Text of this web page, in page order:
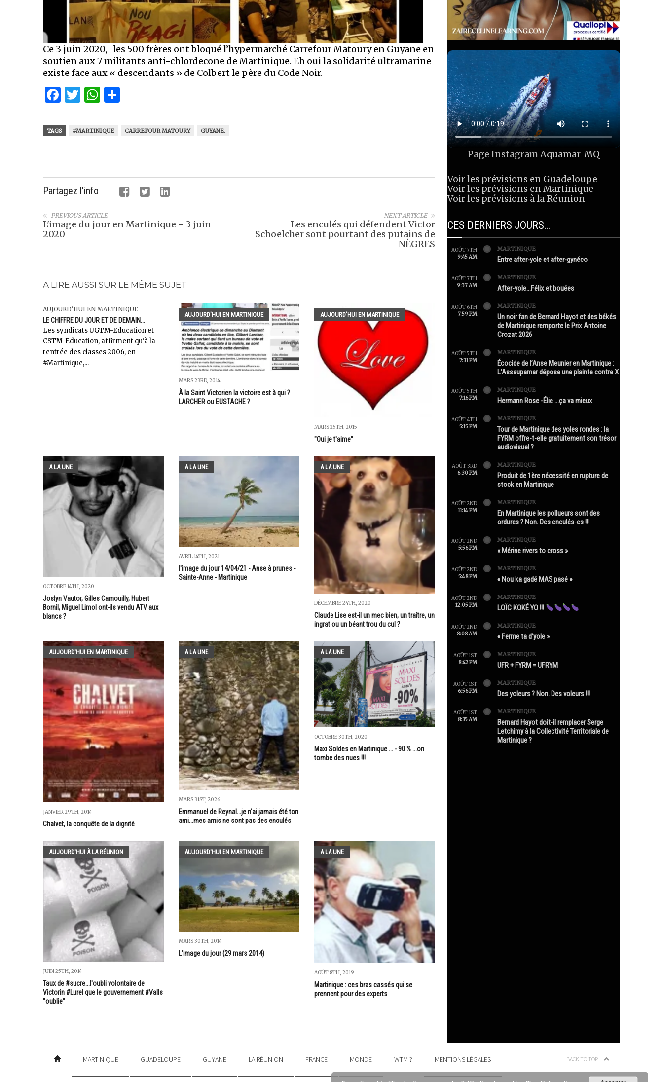
Ce 3 juin 2020, , les 500 frères ont bloqué l’hypermarché Carrefour Matoury en Guyane en
soutien aux 7 militants anti-chlordecone de Martinique. Eh oui la solidarité ultramarine
existe face aux « descendants » de Colbert le père du Code Noir.
Facebook
Twitter
WhatsApp
TAGS #MARTINIQUE CARREFOUR MATOURY GUYANE.
Partagez l'info
NEXT ARTICLE
Les enculés qui défendent Victor
Schoelcher sont pourtant des putains de
NÈGRES
PREVIOUS ARTICLE
L'image du jour en Martinique - 3 juin
2020
A LIRE AUSSI SUR LE MÊME SUJET
AUJOURD'HUI EN MARTINIQUE
LE CHIFFRE DU JOUR ET DE DEMAIN...
Les syndicats UGTM-Education et
CSTM-Education, affirment qu'à la
rentrée des classes 2006, en
#Martinique,...
AUJOURD'HUI EN MARTINIQUE
MARS 23RD, 2014
À la Saint Victorien la victoire est à qui ?
LARCHER ou EUSTACHE ?
AUJOURD'HUI EN MARTINIQUE
MARS 25TH, 2015
"Oui je t'aime"
A LA UNE
OCTOBRE 14TH, 2020
Joslyn Vautor, Gilles Camouilly, Hubert
Bornil, Miguel Limol ont-ils vendu ATV aux
blancs ?
A LA UNE
AVRIL 14TH, 2021
l'image du jour 14/04/21 - Anse à prunes -
Sainte-Anne - Martinique
A LA UNE
DÉCEMBRE 24TH, 2020
Claude Lise est-il un mec bien, un traître, un
ingrat ou un béant trou du cul ?
AUJOURD'HUI EN MARTINIQUE
JANVIER 29TH, 2014
Chalvet, la conquête de la dignité
A LA UNE
MARS 31ST, 2026
Emmanuel de Reynal...je n'ai jamais été ton
ami...mes amis ne sont pas des enculés
A LA UNE
OCTOBRE 30TH, 2020
Maxi Soldes en Martinique ... - 90 % ...on
tombe des nues !!!
AUJOURD'HUI À LA RÉUNION
JUIN 25TH, 2014
Taux de #sucre...l'oubli volontaire de
Victorin #Lurel que le gouvernement #Valls
"oublie"
AUJOURD'HUI EN MARTINIQUE
MARS 30TH, 2014
L'image du jour (29 mars 2014)
A LA UNE
AOÛT 8TH, 2019
Martinique : ces bras cassés qui se
prennent pour des experts
Page InstagramAquamar_MQ
Voir les prévisions en Guadeloupe
Voir les prévisions en Martinique
Voir les prévisions à la Réunion
CES DERNIERS JOURS…
AOÛT 7TH
9:45 AM
MARTINIQUE
Entre after-yole et after-gynéco
AOÛT 7TH
9:37 AM
MARTINIQUE
After-yole…Félix et bouées
AOÛT 6TH
7:59 PM
MARTINIQUE
Un noir fan de Bernard Hayot et des békés
de Martinique remporte le Prix Antoine
Crozat 2026
AOÛT 5TH
7:31 PM
MARTINIQUE
Écocide de l’Anse Meunier en Martinique :
L’Assaupamar dépose une plainte contre X
AOÛT 5TH
7:16 PM
MARTINIQUE
Hermann Rose -Élie …ça va mieux
AOÛT 4TH
5:15 PM
MARTINIQUE
Tour de Martinique des yoles rondes : la
FYRM offre-t-elle gratuitement son trésor
audiovisuel ?
AOÛT 3RD
6:30 PM
MARTINIQUE
Produit de 1ère nécessité en rupture de
stock en Martinique
AOÛT 2ND
11:14 PM
MARTINIQUE
En Martinique les pollueurs sont des
ordures ? Non. Des enculés-es !!!
AOÛT 2ND
5:56 PM
MARTINIQUE
« Mérine rivers to cross »
AOÛT 2ND
5:48 PM
MARTINIQUE
« Nou ka gadé MAS pasé »
AOÛT 2ND
12:05 PM
MARTINIQUE
LOÏC KOKÉ YO !!!
AOÛT 2ND
8:08 AM
MARTINIQUE
« Ferme ta d’yole »
AOÛT 1ST
8:42 PM
MARTINIQUE
UFR + FYRM = UFRYM
AOÛT 1ST
6:56 PM
MARTINIQUE
Des yoleurs ? Non. Des voleurs !!!
AOÛT 1ST
8:35 AM
MARTINIQUE
Bernard Hayot doit-il remplacer Serge
Letchimy à la Collectivité Territoriale de
Martinique ?
MARTINIQUE GUADELOUPE GUYANE LA RÉUNION FRANCE MONDE WTM ? MENTIONS LÉGALES BACK TO TOP